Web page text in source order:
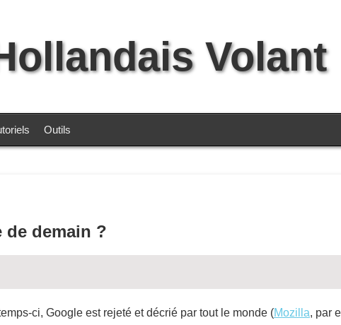
Volant
Outils
de demain ?
ci, Google est rejeté et décrié par tout le monde (Mozilla, par